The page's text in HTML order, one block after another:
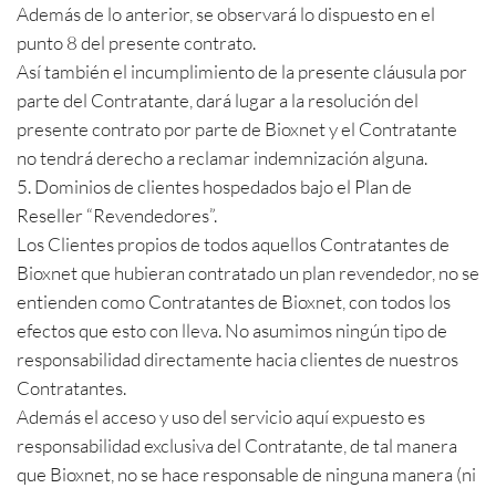
Además de lo anterior, se observará lo dispuesto en el
punto 8 del presente contrato.
Así también el incumplimiento de la presente cláusula por
parte del Contratante, dará lugar a la resolución del
presente contrato por parte de Bioxnet y el Contratante
no tendrá derecho a reclamar indemnización alguna.
5. Dominios de clientes hospedados bajo el Plan de
Reseller “Revendedores”.
Los Clientes propios de todos aquellos Contratantes de
Bioxnet que hubieran contratado un plan revendedor, no se
entienden como Contratantes de Bioxnet, con todos los
efectos que esto con lleva. No asumimos ningún tipo de
responsabilidad directamente hacia clientes de nuestros
Contratantes.
Además el acceso y uso del servicio aquí expuesto es
responsabilidad exclusiva del Contratante, de tal manera
que Bioxnet, no se hace responsable de ninguna manera (ni